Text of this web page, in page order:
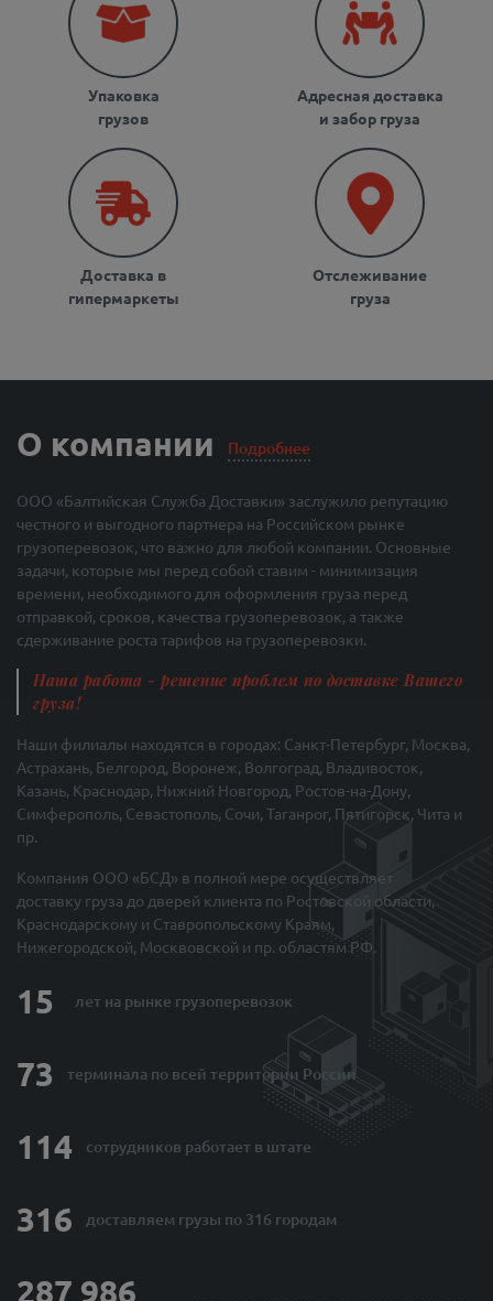
Упаковка
грузов
Адресная доставка
и забор груза
Доставка в
гипермаркеты
Отслеживание
груза
О компании Подробнее
ООО «Балтийская Служба Доставки» заслужило репутацию
честного и выгодного партнера на Российском рынке
грузоперевозок, что важно для любой компании. Основные
задачи, которые мы перед собой ставим - минимизация
времени, необходимого для оформления груза перед
отправкой, сроков, качества грузоперевозок, а также
сдерживание роста тарифов на грузоперевозки.
Наша работа - решение проблем по доставке Вашего
груза!
Наши филиалы находятся в городах: Санкт-Петербург, Москва,
Астрахань, Белгород, Воронеж, Волгоград, Владивосток,
Казань, Краснодар, Нижний Новгород, Ростов-на-Дону,
Симферополь, Севастополь, Сочи, Таганрог, Пятигорск, Чита и
пр.
Компания ООО «БСД» в полной мере осуществляет
доставку груза до дверей клиента по Ростовской области,
Краснодарскому и Ставропольскому Краям,
Нижегородской, Москвовской и пр. областям РФ.
15 лет на рынке грузоперевозок
73 терминала по всей территории России
114 сотрудников работает в штате
316 доставляем грузы по 316 городам
287 986